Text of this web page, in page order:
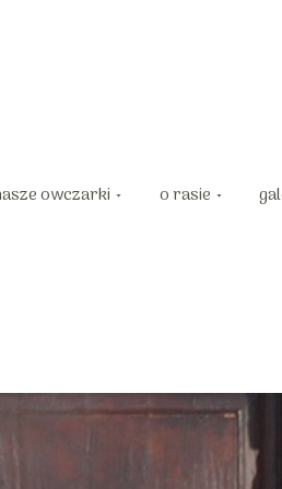
owczarki o rasie